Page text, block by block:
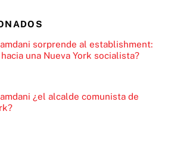
sorprende al establishment:
una Nueva York socialista?
¿el alcalde comunista de